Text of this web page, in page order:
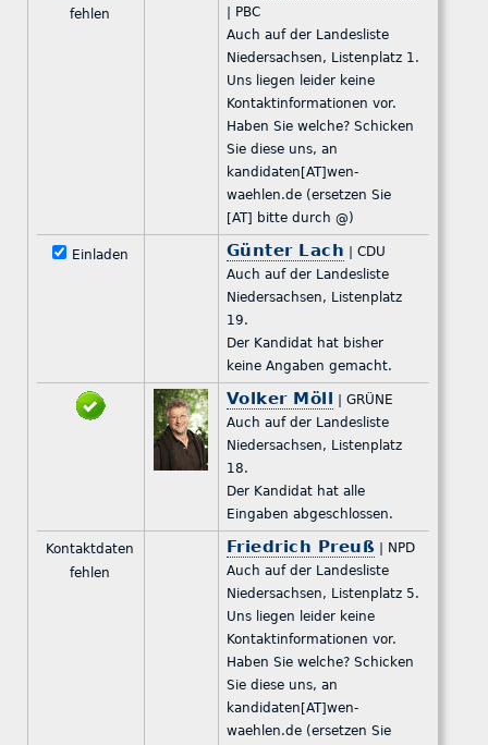
fehlen
| PBC
Auch auf der Landesliste
Niedersachsen, Listenplatz 1.
Uns liegen leider keine
Kontaktinformationen vor.
Haben Sie welche? Schicken
Sie diese uns, an
kandidaten[AT]wen-
waehlen.de (ersetzen Sie
[AT] bitte durch @)
Einladen Günter Lach | CDU
Auch auf der Landesliste
Niedersachsen, Listenplatz
19.
Der Kandidat hat bisher
keine Angaben gemacht.
Volker Möll | GRÜNE
Auch auf der Landesliste
Niedersachsen, Listenplatz
18.
Der Kandidat hat alle
Eingaben abgeschlossen.
Kontaktdaten
fehlen
Friedrich Preuß | NPD
Auch auf der Landesliste
Niedersachsen, Listenplatz 5.
Uns liegen leider keine
Kontaktinformationen vor.
Haben Sie welche? Schicken
Sie diese uns, an
kandidaten[AT]wen-
waehlen.de (ersetzen Sie